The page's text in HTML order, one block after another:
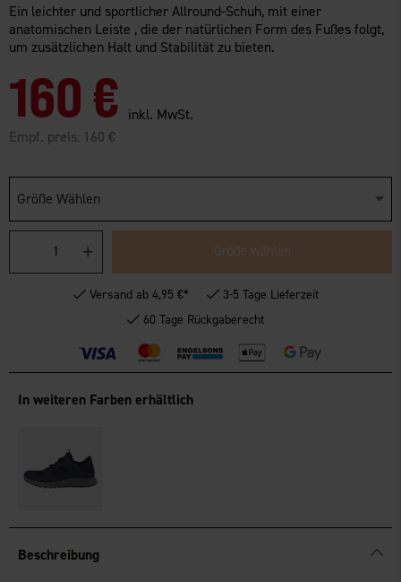
Ein leichter und sportlicher Allround-Schuh, mit einer
anatomischen Leiste , die der natürlichen Form des Fußes folgt,
um zusätzlichen Halt und Stabilität zu bieten.
160 € inkl. MwSt.
Empf. preis: 160 €
Größe Wählen
Größe wählen
Versand ab 4,95 €*
3-5 Tage Lieferzeit
60 Tage Rückgaberecht
In weiteren Farben erhältlich
Beschreibung